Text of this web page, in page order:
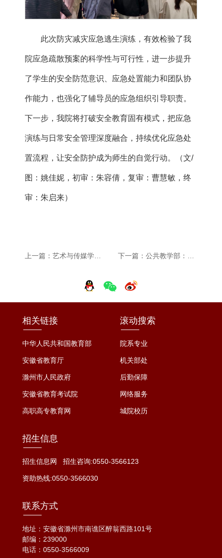
此次防灾减灾应急逃生演练，有效检验了我
院应急疏散预案的科学性与可行性，进一步提升
了学生的安全防范意识、应急处置能力和团队协
作能力，也强化了辅导员的应急组织引导职责。
下一步，我院将打破安全教育固有模式，把应急
演练与日常安全管理深度融合，持续优化应急处
置流程，让安全防护成为师生的自觉行动。（文/
图：姚佳妮，初审：朱容倩，复审：曹慧敏，终
审：朱启来）
相关链接
中华人民共和国教育部
安徽省教育厅
滁州市人民政府
安徽省教育考试院
高职高专教育网
滚动搜索
院系专业
机关部处
后勤保障
网络服务
城院校历
招生信息
招生信息网 招生咨询:0550-3566123
资助热线:0550-3566030
联系方式
地址：安徽省滁州市南谯区醉翁西路101号
邮编：239000
电话： 0550-3566009